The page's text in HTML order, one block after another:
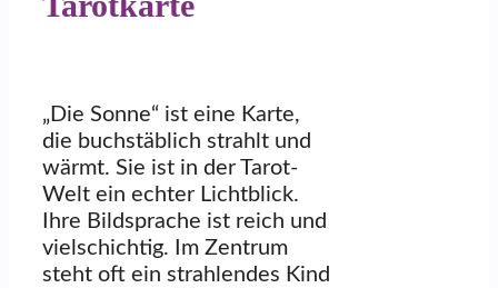
„Die Sonne“ ist eine Karte,
die buchstäblich strahlt und
wärmt. Sie ist in der Tarot-
Welt ein echter Lichtblick.
Ihre Bildsprache ist reich und
vielschichtig. Im Zentrum
steht oft ein strahlendes Kind